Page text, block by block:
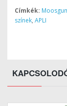
Címkék:
színek, APLI